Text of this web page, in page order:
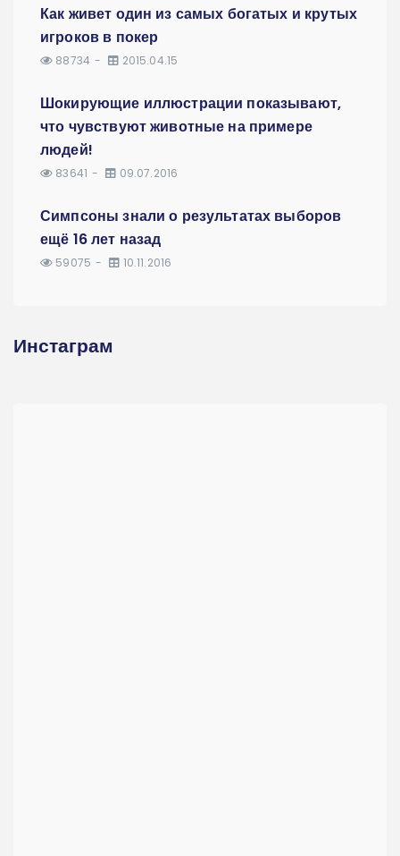
Как живет один из самых богатых и крутых
игроков в покер
88734 2015.04.15
Шокирующие иллюстрации показывают,
что чувствуют животные на примере
людей!
83641 09.07.2016
Симпсоны знали о результатах выборов
ещё 16 лет назад
59075 10.11.2016
Инстаграм